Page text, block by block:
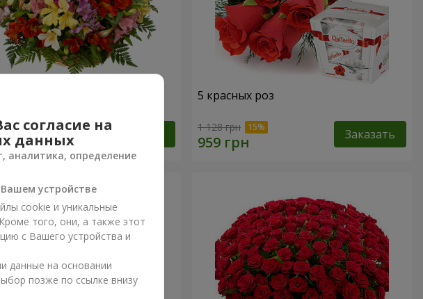
альстромерий "Акварель" 5 красных роз
1 128 грн Заказать
согласие на
данных
аналитика, определение
устройстве
cookie и уникальные
того, они, а также этот
с Вашего устройства и
данные на основании
позже по ссылке внизу